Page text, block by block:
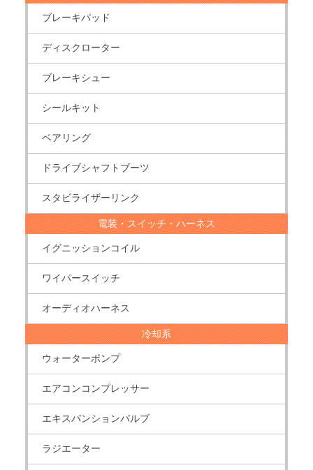
ブレーキパッド
ディスクローター
ブレーキシュー
シールキット
ベアリング
ドライブシャフトブーツ
スタビライザーリンク
電装・スイッチ・ハーネス
イグニッションコイル
ワイパースイッチ
オーディオハーネス
冷却系
ウォーターポンプ
エアコンコンプレッサー
エキスパンションバルブ
ラジエーター